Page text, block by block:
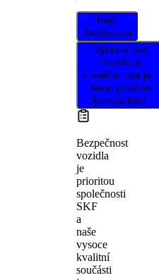
Najít
distributora
Vyberte své
vozidlo a
ověřte, zda je
tento produkt
kompatibilní.
Bezpečnost
vozidla
je
prioritou
společnosti
SKF
a
naše
vysoce
kvalitní
součásti